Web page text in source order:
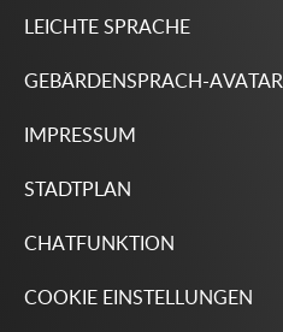
LEICHTE SPRACHE
GEBÄRDENSPRACH-AVATAR
IMPRESSUM
STADTPLAN
CHATFUNKTION
COOKIE EINSTELLUNGEN